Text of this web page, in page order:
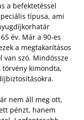
a befektetéssel
típusa, ami
év. Már a 90-es
a megtakarításos
szó. Mindössze
törvény kimondta,
nem áll meg ott,
pénzt, hanem